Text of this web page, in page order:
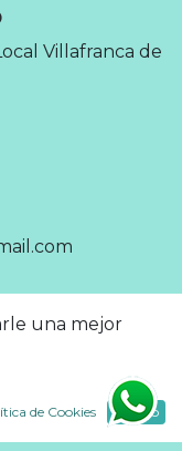
Villafranca de
una mejor
de Cookies Acepto